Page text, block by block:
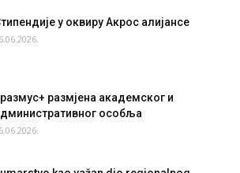
у оквиру Акрос алијансе
размјена академског и
особља